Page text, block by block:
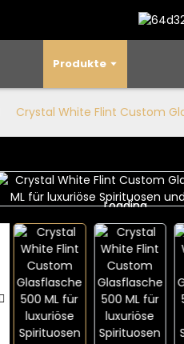
Produkte
Crystal White Flint Custom
Loading...
Loading...